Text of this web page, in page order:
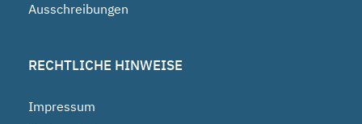
Ausschreibungen
RECHTLICHE HINWEISE
Impressum